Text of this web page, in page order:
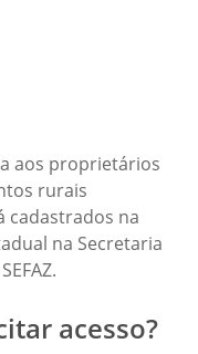
aos proprietários
rurais
cadastrados na
na Secretaria
acesso?